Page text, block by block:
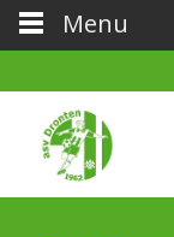
Menu